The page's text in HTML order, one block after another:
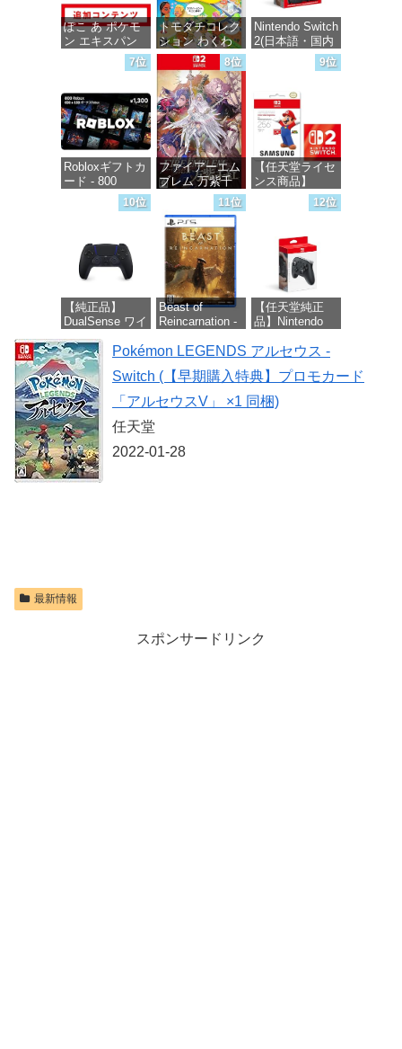
ぽこ あ ポケモ
ン エキスパン
ションパス|オン
ラインコード版
価格：¥4,400
トモダチコレク
ション わくわ
く生活 -Switch
価格：¥6,144
Nintendo Switch
2(日本語・国内
7位
Robloxギフトカ
ード - 800
Robux 【限定バ
ーチャルアイテ
ームコード】
ロブロックス |
オンラインコー
ド版
価格：¥1,300
8位
ファイアーエム
ブレム 万紫千
紅 -Switch2
価格：¥8,979
9位
【任天堂ライセ
ンス商品】
256GB for
Nintendo Switch
2(サムスン マイ
クロSDエクス
プレスカード
256GB)
【Amazon.co.jp
Nintendo S
価格：¥9,380
10位
【純正品】
DualSense ワイ
ヤレスコントロ
ーラー ミッド
ナイト ブラッ
ク(CFI-
ZCT2J01)
価格：¥10,737
11位
Beast of
Reincarnation -
ロダクトコード
価格：¥7,286
12位
【任天堂純正
品】Nintendo
ントローラー
価格：¥9,980
Pokémon LEGENDS アルセウス -
Switch (【早期購入特典】プロモカード
「アルセウスV」 ×1 同梱)
任天堂
2022-01-28
最新情報
スポンサードリンク